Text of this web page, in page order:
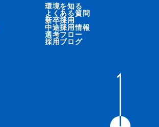
環境を知る
よくある質問
新卒採用
中途採用情報
選考フロー
採用ブログ